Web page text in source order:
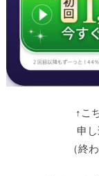
↑こ
申
（終